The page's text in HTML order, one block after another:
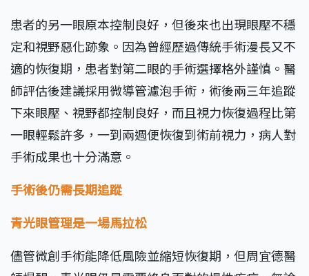
患者的另一眼原本控制良好，但後來也出現眼壓不穩
定和視野惡化跡象。因為曾經歷過傳統手術漫長又不
適的恢復期，患者對第二眼的手術選擇格外謹慎。醫
師評估後建議採用微導管濾泡手術，術後兩三年追蹤
下來眼壓、視野都控制良好，而且視力恢復過程比第
一眼輕鬆許多，一到兩週便恢復到術前視力，病人對
手術成果也十分滿意。
手術後仍需長期追蹤
青光眼管理是一場馬拉松
儘管微創手術能降低風險並縮短恢復期，但周宜德醫